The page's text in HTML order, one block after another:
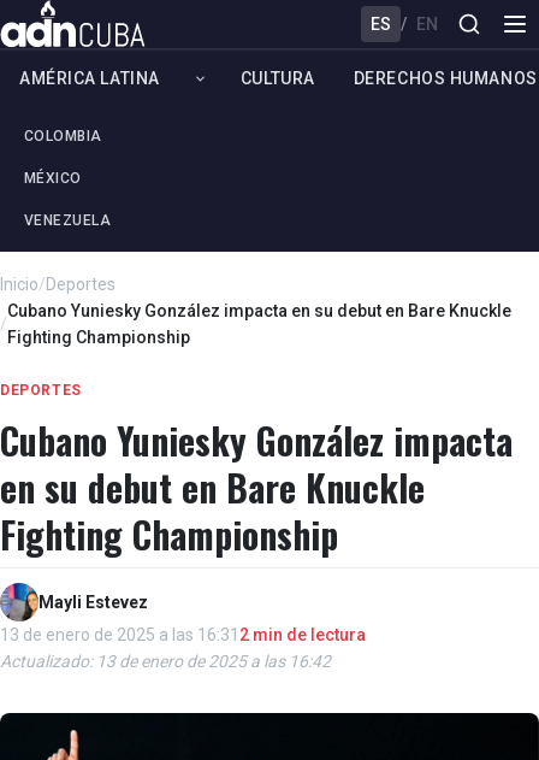
ES / EN
AMÉRICA LATINA
COLOMBIA
MÉXICO
VENEZUELA
CULTURA DERECHOS HUMANOS
Inicio/Deportes
/
Cubano Yuniesky González impacta en su debut en Bare Knuckle
Fighting Championship
DEPORTES
Cubano Yuniesky González impacta
en su debut en Bare Knuckle
Fighting Championship
Mayli Estevez
13 de enero de 2025 a las 16:31 2 min de lectura
Actualizado: 13 de enero de 2025 a las 16:42